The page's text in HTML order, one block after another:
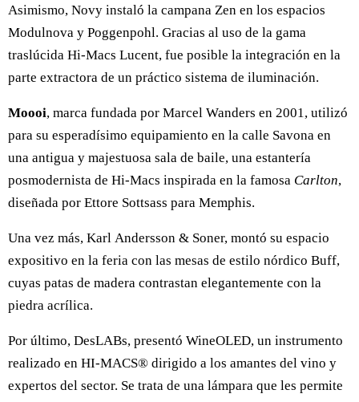
Asimismo, Novy instaló la campana Zen en los espacios
Modulnova y Poggenpohl. Gracias al uso de la gama
traslúcida Hi-Macs Lucent, fue posible la integración en la
parte extractora de un práctico sistema de iluminación.
Moooi, marca fundada por Marcel Wanders en 2001, utilizó
para su esperadísimo equipamiento en la calle Savona en
una antigua y majestuosa sala de baile, una estantería
posmodernista de Hi-Macs inspirada en la famosa Carlton,
diseñada por Ettore Sottsass para Memphis.
Una vez más, Karl Andersson & Soner, montó su espacio
expositivo en la feria con las mesas de estilo nórdico Buff,
cuyas patas de madera contrastan elegantemente con la
piedra acrílica.
Por último, DesLABs, presentó WineOLED, un instrumento
realizado en HI‑MACS® dirigido a los amantes del vino y
expertos del sector. Se trata de una lámpara que les permite